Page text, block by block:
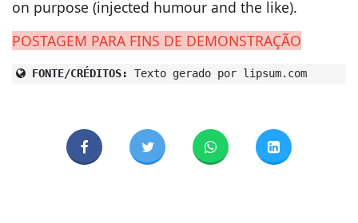
on purpose (injected humour and the like).
POSTAGEM PARA FINS DE DEMONSTRAÇÃO
FONTE/CRÉDITOS: Texto gerado por lipsum.com